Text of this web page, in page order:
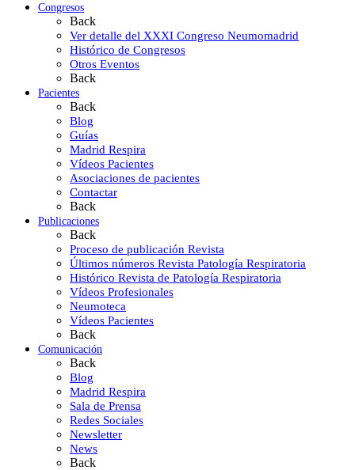
Congresos
Back
Ver detalle del XXXI Congreso Neumomadrid
Histórico de Congresos
Otros Eventos
Back
Pacientes
Back
Blog
Guías
Madrid Respira
Vídeos Pacientes
Asociaciones de pacientes
Contactar
Back
Publicaciones
Back
Proceso de publicación Revista
Últimos números Revista Patología Respiratoria
Histórico Revista de Patología Respiratoria
Vídeos Profesionales
Neumoteca
Vídeos Pacientes
Back
Comunicación
Back
Blog
Madrid Respira
Sala de Prensa
Redes Sociales
Newsletter
News
Back